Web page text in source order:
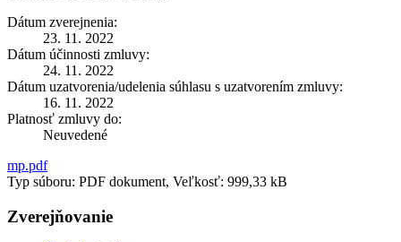
Dátum zverejnenia:
23. 11. 2022
Dátum účinnosti zmluvy:
24. 11. 2022
Dátum uzatvorenia/udelenia súhlasu s uzatvorením zmluvy:
16. 11. 2022
Platnosť zmluvy do:
Neuvedené
mp.pdf
Typ súboru: PDF dokument, Veľkosť: 999,33 kB
Zverejňovanie